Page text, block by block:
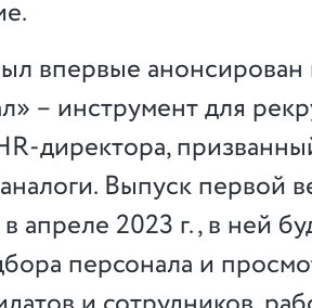
впервые
– инструмент для
директора,
Выпуск первой
апреле 2023 г., в ней
персонала и